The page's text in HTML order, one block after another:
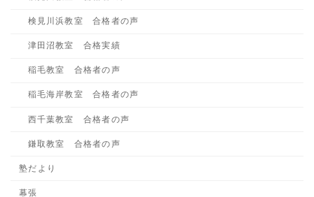
検見川浜教室 合格者の声
津田沼教室 合格実績
稲毛教室 合格者の声
稲毛海岸教室 合格者の声
西千葉教室 合格者の声
鎌取教室 合格者の声
塾だより
幕張